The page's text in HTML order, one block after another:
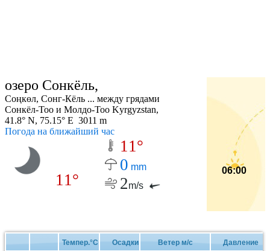
озеро Сонкёль,
Соңкөл, Сонг-Кёль ... между грядами
Сонкёл-Тоо и Молдо-Тоо Kyrgyzstan,
41.8° N, 75.15° E 3011 m
Погода на ближайший час
11°
11°
0 mm
2m/s
06:00
Темпер.°C Осадки Ветер м/с Давление